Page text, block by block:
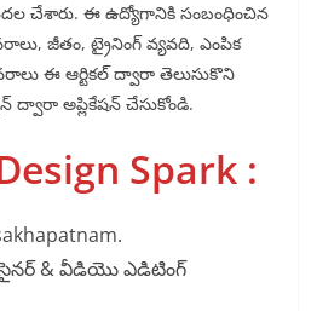
చేశారు. ఈ ఉద్యోగానికి సంబంధించిన
జీతం, ట్రైనింగ్ వ్యవది, ఎంపిక
ఈ ఆర్టికల్ ద్వారా తెలుసుకొని
ద్వారా అప్లికేషన్ చేసుకోండి.
Spark :
& వీడియొ ఎడిటింగ్